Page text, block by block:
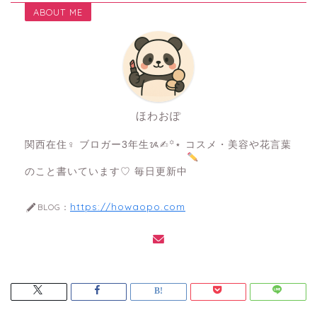
ABOUT ME
ほわおぽ
関西在住♀ ブロガー3年生ᝰ✍︎꙳⋆ コスメ・美容や花言葉
のこと書いています♡ 毎日更新中
BLOG： https://howaopo.com